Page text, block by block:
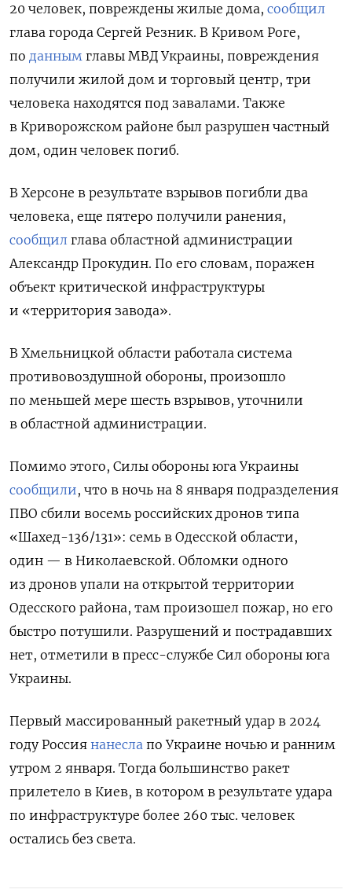
20 человек, повреждены жилые дома, сообщил
глава города Сергей Резник. В Кривом Роге,
по данным главы МВД Украины, повреждения
получили жилой дом и торговый центр, три
человека находятся под завалами. Также
в Криворожском районе был разрушен частный
дом, один человек погиб.
В Херсоне в результате взрывов погибли два
человека, еще пятеро получили ранения,
сообщил глава областной администрации
Александр Прокудин. По его словам, поражен
объект критической инфраструктуры
и «территория завода».
В Хмельницкой области работала система
противовоздушной обороны, произошло
по меньшей мере шесть взрывов, уточнили
в областной администрации.
Помимо этого, Силы обороны юга Украины
сообщили, что в ночь на 8 января подразделения
ПВО сбили восемь российских дронов типа
«Шахед-136/131»: семь в Одесской области,
один — в Николаевской. Обломки одного
из дронов упали на открытой территории
Одесского района, там произошел пожар, но его
быстро потушили. Разрушений и пострадавших
нет, отметили в пресс-службе Сил обороны юга
Украины.
Первый массированный ракетный удар в 2024
году Россия нанесла по Украине ночью и ранним
утром 2 января. Тогда большинство ракет
прилетело в Киев, в котором в результате удара
по инфраструктуре более 260 тыс. человек
остались без света.